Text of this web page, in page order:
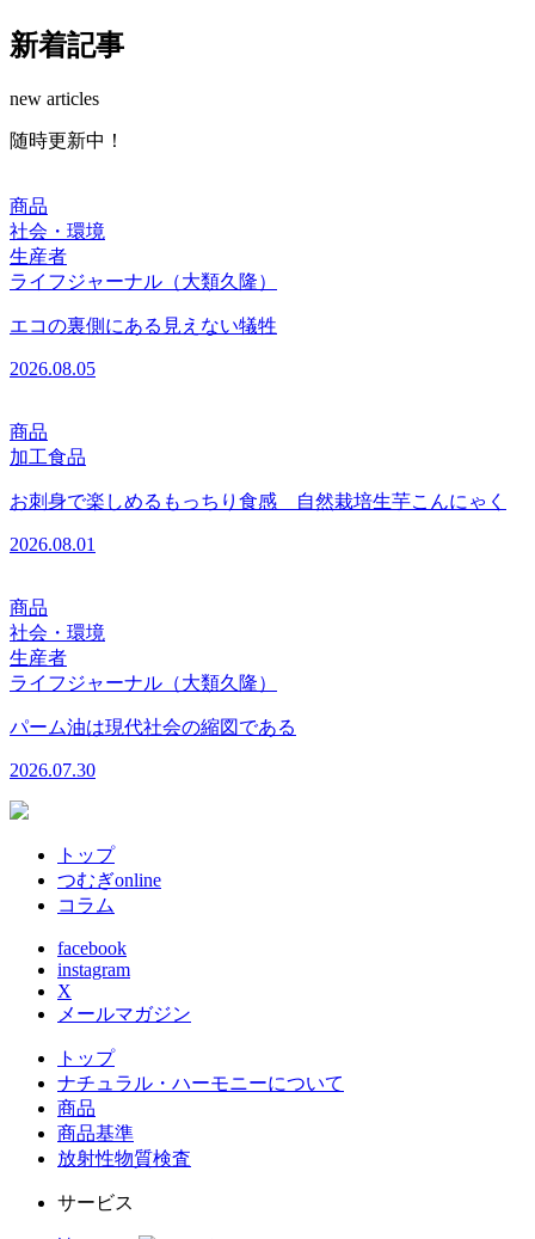
新着記事
new articles
随時更新中 ！
商品
社会・環境
生産者
ライフジャーナル（大類久隆）
エコの裏側にある見えない犠牲
2026.08.05
商品
加工食品
お刺身で楽しめるもっちり食感 自然栽培生芋こんにゃく
2026.08.01
商品
社会・環境
生産者
ライフジャーナル（大類久隆）
パーム油は現代社会の縮図である
2026.07.30
トップ
つむぎonline
コラム
facebook
instagram
X
メールマガジン
トップ
ナチュラル・ハーモニーについて
商品
商品基準
放射性物質検査
サービス